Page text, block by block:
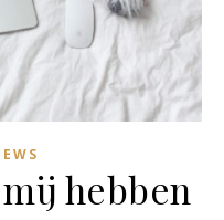
hebben